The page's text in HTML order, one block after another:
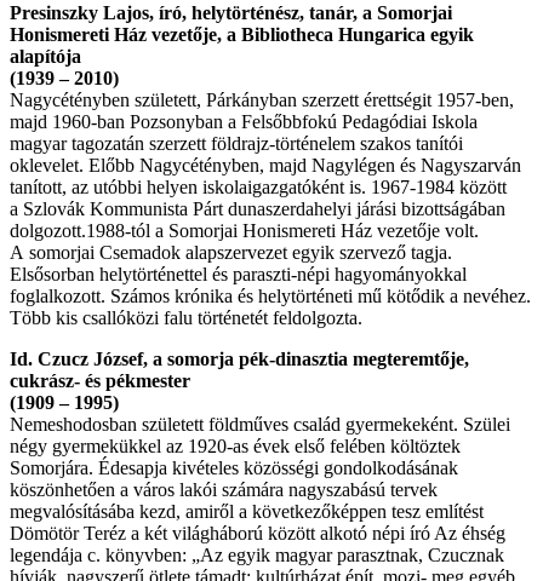
Presinszky Lajos, író, helytörténész, tanár, a Somorjai
Honismereti Ház vezetője, a Bibliotheca Hungarica egyik
alapítója
(1939 – 2010)
Nagycétényben született, Párkányban szerzett érettségit 1957-ben,
majd 1960-ban Pozsonyban a Felsőbbfokú Pedagódiai Iskola
magyar tagozatán szerzett földrajz-történelem szakos tanítói
oklevelet. Előbb Nagycétényben, majd Nagylégen és Nagyszarván
tanított, az utóbbi helyen iskolaigazgatóként is. 1967-1984 között
a Szlovák Kommunista Párt dunaszerdahelyi járási bizottságában
dolgozott.1988-tól a Somorjai Honismereti Ház vezetője volt.
A somorjai Csemadok alapszervezet egyik szervező tagja.
Elsősorban helytörténettel és paraszti-népi hagyományokkal
foglalkozott. Számos krónika és helytörténeti mű kötődik a nevéhez.
Több kis csallóközi falu történetét feldolgozta.
Id. Czucz József, a somorja pék-dinasztia megteremtője,
cukrász- és pékmester
(1909 – 1995)
Nemeshodosban született földműves család gyermekeként. Szülei
négy gyermekükkel az 1920-as évek első felében költöztek
Somorjára. Édesapja kivételes közösségi gondolkodásának
köszönhetően a város lakói számára nagyszabású tervek
megvalósításába kezd, amiről a következőképpen tesz említést
Dömötör Teréz a két világháború között alkotó népi író Az éhség
legendája c. könyvben: „Az egyik magyar parasztnak, Czucznak
hívják, nagyszerű ötlete támadt: kultúrházat épít, mozi- meg egyéb